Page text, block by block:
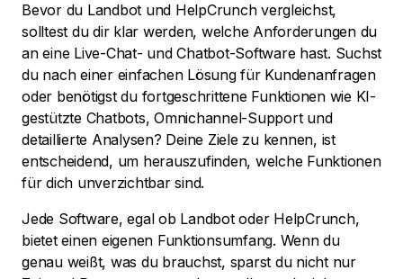
Bevor du Landbot und HelpCrunch vergleichst,
solltest du dir klar werden, welche Anforderungen du
an eine Live-Chat- und Chatbot-Software hast. Suchst
du nach einer einfachen Lösung für Kundenanfragen
oder benötigst du fortgeschrittene Funktionen wie KI-
gestützte Chatbots, Omnichannel-Support und
detaillierte Analysen? Deine Ziele zu kennen, ist
entscheidend, um herauszufinden, welche Funktionen
für dich unverzichtbar sind.
Jede Software, egal ob Landbot oder HelpCrunch,
bietet einen eigenen Funktionsumfang. Wenn du
genau weißt, was du brauchst, sparst du nicht nur